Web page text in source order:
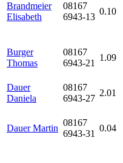
Brandmeier
Elisabeth
08167
6943-13
0.10
Burger
Thomas
08167
6943-21
1.09
Dauer
Daniela
08167
6943-27
2.01
Dauer Martin
08167
6943-31
0.04